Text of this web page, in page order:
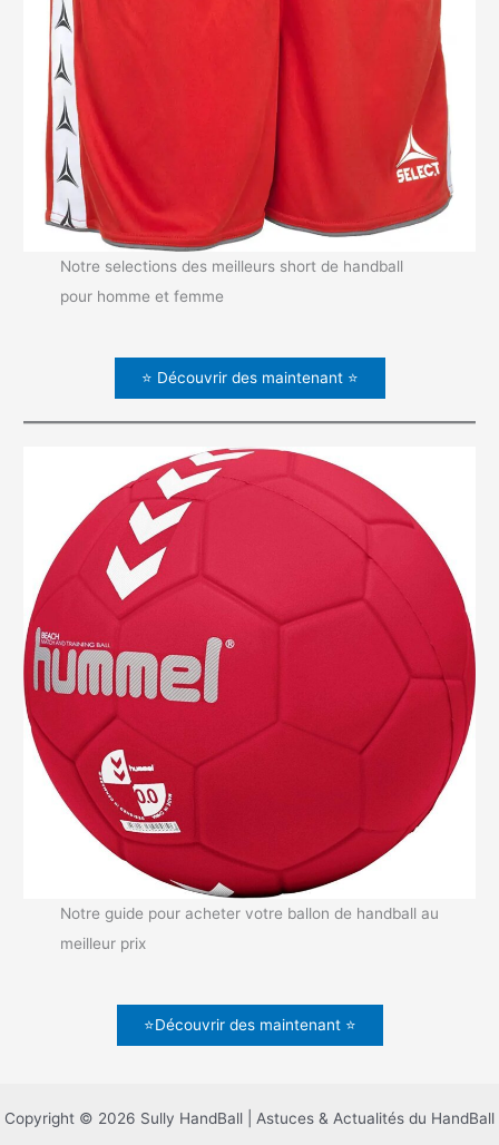
Notre selections des meilleurs short de handball
pour homme et femme
⭐ Découvrir des maintenant ⭐
Notre guide pour acheter votre ballon de handball au
meilleur prix
⭐Découvrir des maintenant ⭐
Copyright © 2026 Sully HandBall | Astuces & Actualités du HandBall